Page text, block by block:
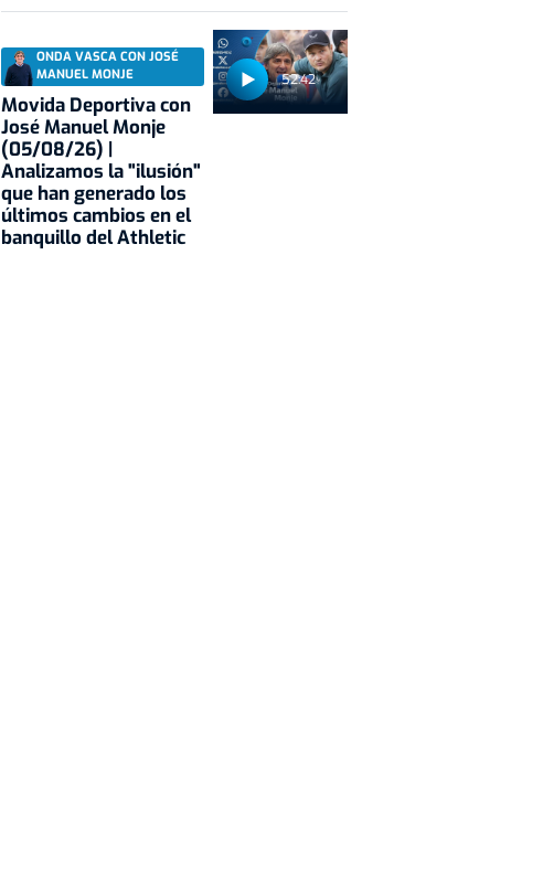
52:42
ONDA VASCA CON JOSÉ
MANUEL MONJE
Movida Deportiva con
José Manuel Monje
(05/08/26) |
Analizamos la "ilusión"
que han generado los
últimos cambios en el
banquillo del Athletic